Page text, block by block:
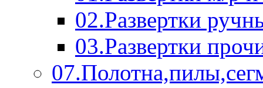
02.Развертки
03.Развертки